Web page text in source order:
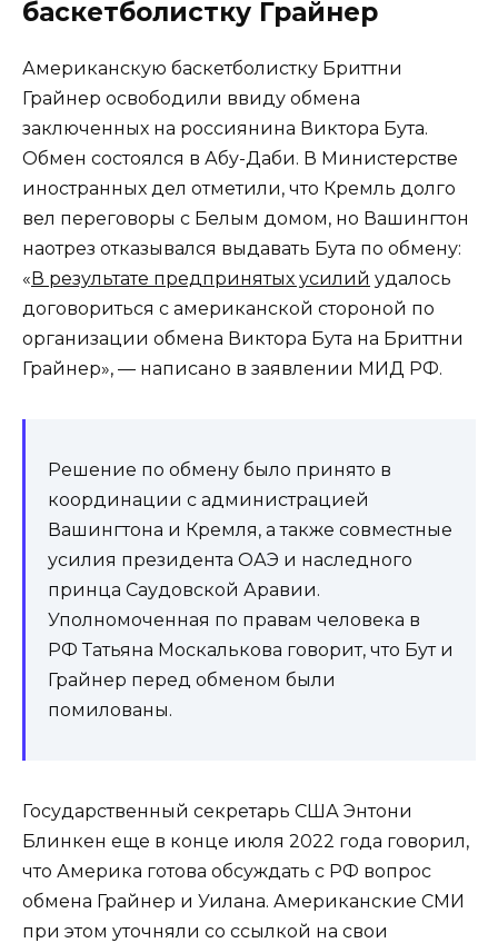
баскетболистку Грайнер
Американскую баскетболистку Бриттни
Грайнер освободили ввиду обмена
заключенных на россиянина Виктора Бута.
Обмен состоялся в Абу-Даби. В Министерстве
иностранных дел отметили, что Кремль долго
вел переговоры с Белым домом, но Вашингтон
наотрез отказывался выдавать Бута по обмену:
«В результате предпринятых усилий удалось
договориться с американской стороной по
организации обмена Виктора Бута на Бриттни
Грайнер», — написано в заявлении МИД РФ.
Решение по обмену было принято в
координации с администрацией
Вашингтона и Кремля, а также совместные
усилия президента ОАЭ и наследного
принца Саудовской Аравии.
Уполномоченная по правам человека в
РФ Татьяна Москалькова говорит, что Бут и
Грайнер перед обменом были
помилованы.
Государственный секретарь США Энтони
Блинкен еще в конце июля 2022 года говорил,
что Америка готова обсуждать с РФ вопрос
обмена Грайнер и Уилана. Американские СМИ
при этом уточняли со ссылкой на свои